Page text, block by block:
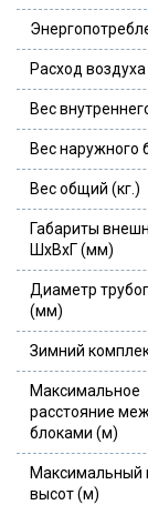
Расход
Вес
Вес наружного
Вес общий (кг.)
Габариты
ШхВхГ (мм)
Диаметр
(мм)
Зимний
Максимальное
расстояние
блоками (м)
Максимальный
высот (м)